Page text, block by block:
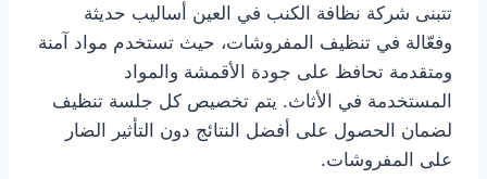
تتبنى شركة نظافة الكنب في العين أساليب حديثة
وفعّالة في تنظيف المفروشات، حيث تستخدم مواد آمنة
ومتقدمة تحافظ على جودة الأقمشة والمواد
المستخدمة في الأثاث. يتم تخصيص كل جلسة تنظيف
لضمان الحصول على أفضل النتائج دون التأثير الضار
على المفروشات.